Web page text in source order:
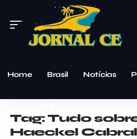
Home Brasil Notícias
Tag:Tudo
Haeckel